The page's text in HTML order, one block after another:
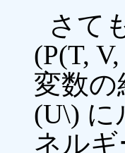
さて
(P(T,
変数の
(U\) に
ネル